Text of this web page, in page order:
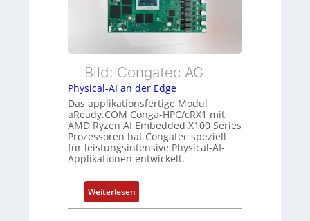
r
w
a
u
n
g
s
t
g
l
e
t
h
e
c
a
t
-
r
c
h
Bild: Congatec AG
Physical-AI an der Edge
Das applikationsfertige Modul
aReady.COM Conga-HPC/cRX1 mit
AMD Ryzen AI Embedded X100 Series
Prozessoren hat Congatec speziell
für leistungsintensive Physical-AI-
Applikationen entwickelt.
Weiterlesen
P